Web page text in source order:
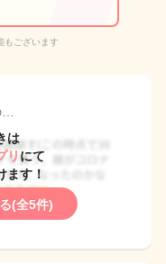
もございます
は
リ にて
ます！
(全5件)